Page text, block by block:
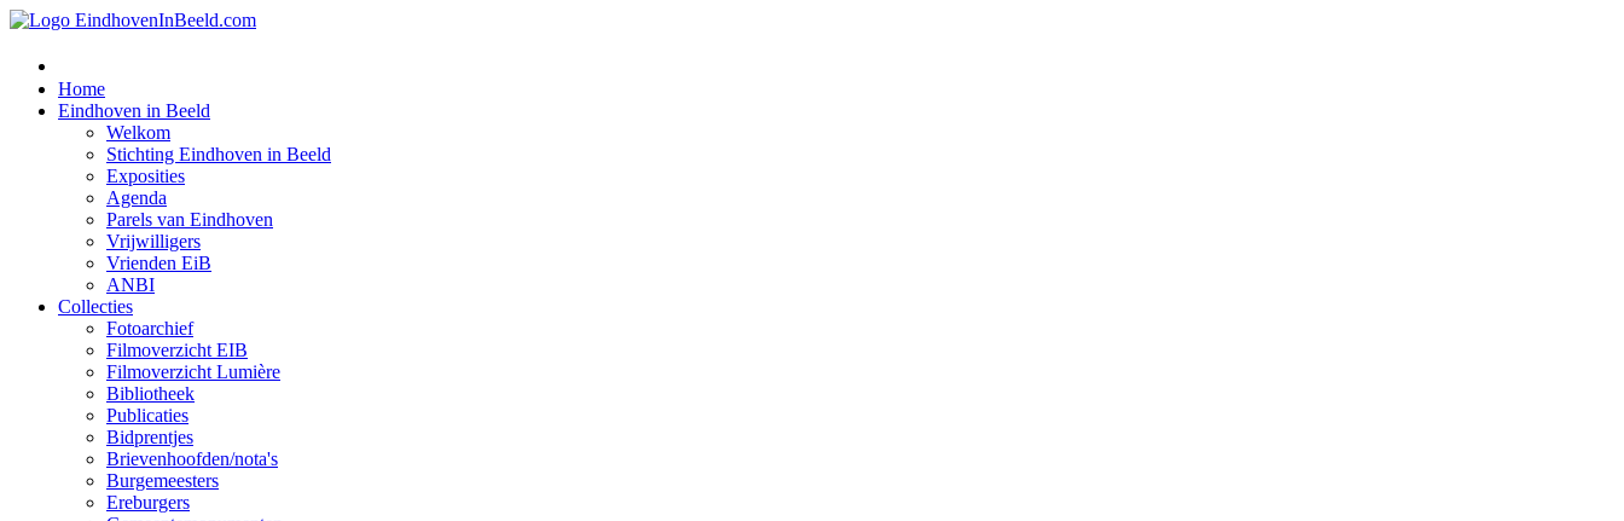
Home
Eindhoven in Beeld
Welkom
Stichting Eindhoven in Beeld
Exposities
Agenda
Parels van Eindhoven
Vrijwilligers
Vrienden EiB
ANBI
Collecties
Fotoarchief
Filmoverzicht EIB
Filmoverzicht Lumière
Bibliotheek
Publicaties
Bidprentjes
Brievenhoofden/nota's
Burgemeesters
Ereburgers